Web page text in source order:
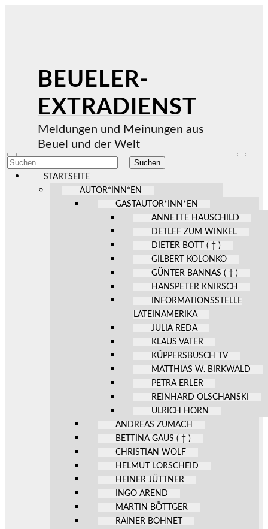
BEUELER-
EXTRADIENST
Meldungen und Meinungen aus
Beuel und der Welt
Mobile-
Menü
ein-/ausblenden
Suchen
nach:
STARTSEITE
AUTOR*INN*EN
GASTAUTOR*INN*EN
ANNETTE HAUSCHILD
DETLEF ZUM WINKEL
DIETER BOTT ( † )
GILBERT KOLONKO
GÜNTER BANNAS ( † )
HANSPETER KNIRSCH
INFORMATIONSSTELLE
LATEINAMERIKA
JULIA REDA
KLAUS VATER
KÜPPERSBUSCH TV
MATTHIAS W. BIRKWALD
PETRA ERLER
REINHARD OLSCHANSKI
ULRICH HORN
ANDREAS ZUMACH
BETTINA GAUS ( † )
CHRISTIAN WOLF
HELMUT LORSCHEID
HEINER JÜTTNER
INGO AREND
MARTIN BÖTTGER
RAINER BOHNET